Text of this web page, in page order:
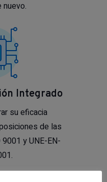
Integrado
su eficacia
de las
y UNE-EN-